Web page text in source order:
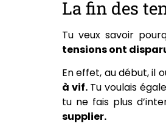
La fin des
Tu veux savoir
tensions ont
En effet, au début, il
à vif.Tu voulais
tu ne fais plus
supplier.